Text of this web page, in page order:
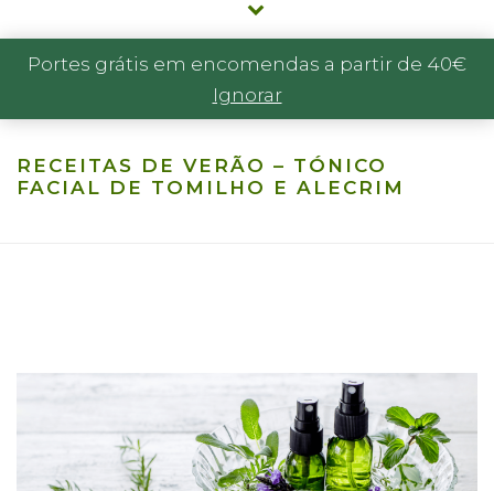
Portes grátis em encomendas a partir de 40€
Ignorar
RECEITAS DE VERÃO – TÓNICO
FACIAL DE TOMILHO E ALECRIM